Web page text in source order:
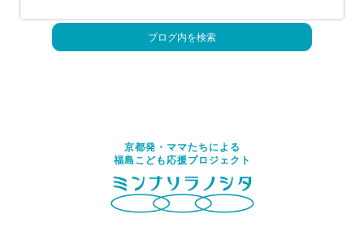
京都発・ママたちによる
福島こども応援プロジェクト